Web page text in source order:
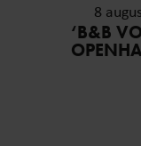
8
‘B&B